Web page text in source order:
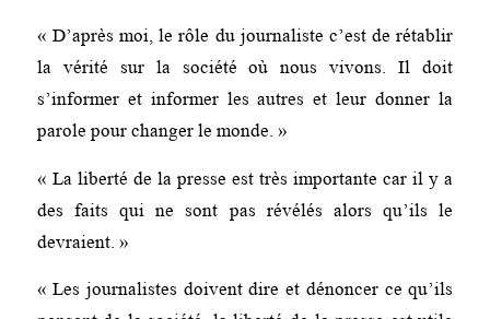
« D’après moi, le rôle du journaliste c’est de rétablir
la vérité sur la société où nous vivons. Il doit
s’informer et informer les autres et leur donner la
parole pour changer le monde. »
« La liberté de la presse est très importante car il y a
des faits qui ne sont pas révélés alors qu’ils le
devraient. »
« Les journalistes doivent dire et dénoncer ce qu’ils